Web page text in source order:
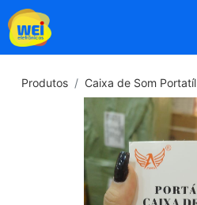
Produtos Caixa de Som Portatíl